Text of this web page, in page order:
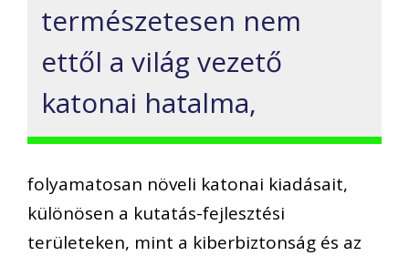
természetesen nem
ettől a világ vezető
katonai hatalma,
folyamatosan növeli katonai kiadásait,
különösen a kutatás-fejlesztési
területeken, mint a kiberbiztonság és az